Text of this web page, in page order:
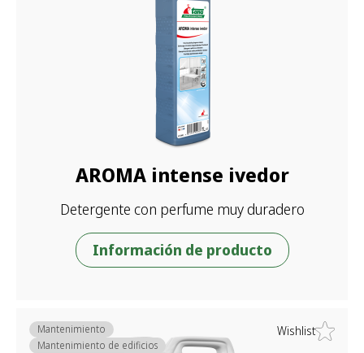
AROMA intense ivedor
Detergente con perfume muy duradero
Información de producto
Wishlist
Mantenimiento
Mantenimiento de edificios